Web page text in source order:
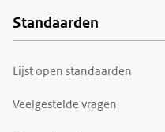
Voet
Standaarden
Lijst open standaarden
Veelgestelde vragen